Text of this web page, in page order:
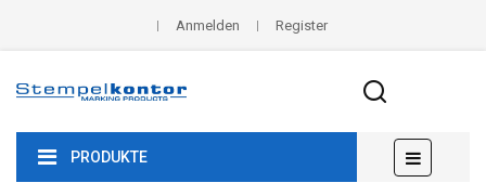
Anmelden Register
PRODUKTE
der
☰